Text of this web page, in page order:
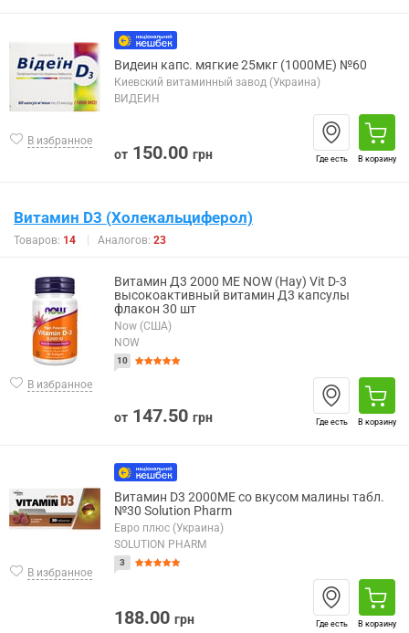
В избранное
Видеин капс. мягкие 25мкг (1000МЕ) №60
Киевский витаминный завод (Украина)
ВИДЕИН
от 150.00 грн Где есть В корзину
Витамин D3 (Холекальциферол)
Товаров: 14 Аналогов: 23
В избранное
Витамин Д3 2000 МЕ NOW (Нау) Vit D-3
высокоактивный витамин Д3 капсулы
флакон 30 шт
Now (США)
NOW
10
от 147.50 грн Где есть В корзину
В избранное
Витамин D3 2000МE со вкусом малины табл.
№30 Solution Pharm
Евро плюс (Украина)
SOLUTION PHARM
3
188.00 грн Где есть В корзину